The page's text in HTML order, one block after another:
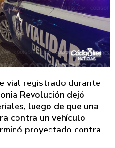
vial registrado durante
Revolución dejó
luego de que una
contra un vehículo
proyectado contra